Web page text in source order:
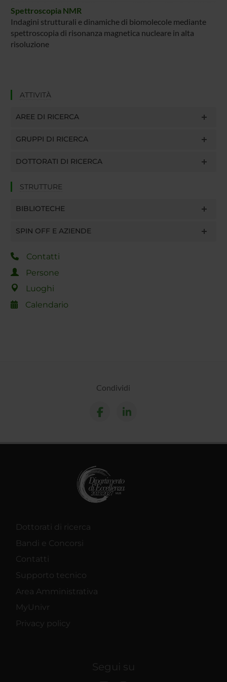
Spettroscopia NMR
Indagini strutturali e dinamiche di biomolecole mediante
spettroscopia di risonanza magnetica nucleare in alta
risoluzione
ATTIVITÀ
AREE DI RICERCA
GRUPPI DI RICERCA
DOTTORATI DI RICERCA
STRUTTURE
BIBLIOTECHE
SPIN OFF E AZIENDE
Contatti
Persone
Luoghi
Calendario
Condividi
Dottorati di ricerca
Bandi e Concorsi
Contatti
Supporto tecnico
Area Amministrativa
MyUnivr
Privacy policy
Segui su